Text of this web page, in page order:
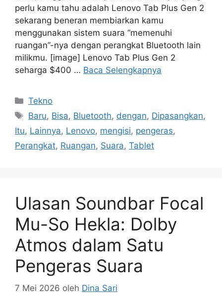
perlu kamu tahu adalah Lenovo Tab Plus Gen 2
sekarang beneran membiarkan kamu
menggunakan sistem suara “memenuhi
ruangan”-nya dengan perangkat Bluetooth lain
milikmu. [image] Lenovo Tab Plus Gen 2
seharga $400 … Baca Selengkapnya
Kategori
Tekno
Tag
Baru, Bisa, Bluetooth, dengan, Dipasangkan,
Itu, Lainnya, Lenovo, mengisi, pengeras,
Perangkat, Ruangan, Suara, Tablet
Ulasan Soundbar Focal
Mu-So Hekla: Dolby
Atmos dalam Satu
Pengeras Suara
7 Mei 2026 oleh Dina Sari